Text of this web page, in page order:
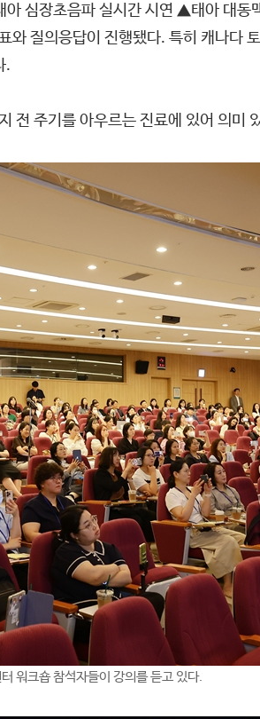
심장초음파 실시간 시연 ▲태아 대동
질의응답이 진행됐다. 특히 캐나다
.
전 주기를 아우르는 진료에 있어 의미
워크숍 참석자들이 강의를 듣고 있다.